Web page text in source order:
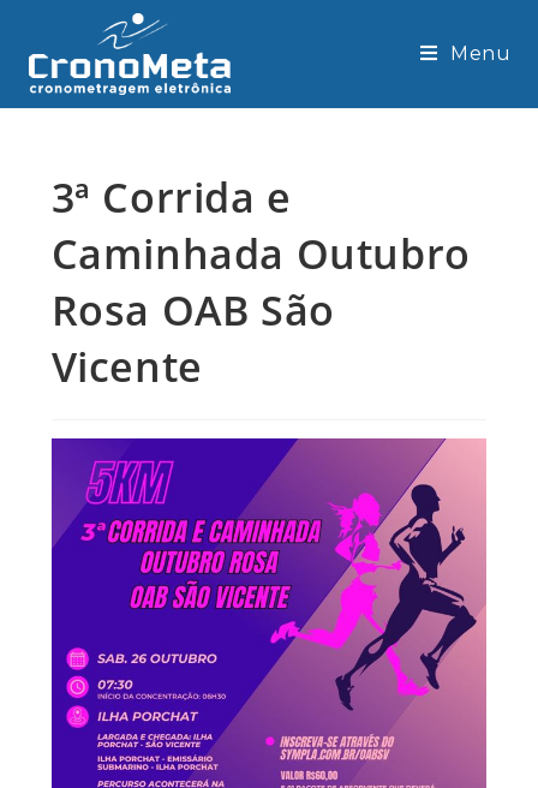
content
Menu
3ª Corrida e
Caminhada Outubro
Rosa OAB São
Vicente